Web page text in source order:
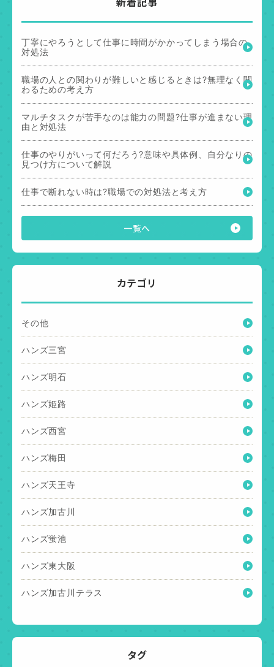
丁寧にやろうとして仕事に時間がかかってしまう場合の
対処法
職場の人との関わりが難しいと感じるときは?無理なく関
わるための考え方
マルチタスクが苦手なのは能力の問題?仕事が進まない理
由と対処法
仕事のやりがいって何だろう?意味や具体例、自分なりの
見つけ方について解説
仕事で断れない時は?職場での対処法と考え方
一覧へ
カテゴリ
その他
ハンズ三宮
ハンズ明石
ハンズ姫路
ハンズ西宮
ハンズ梅田
ハンズ天王寺
ハンズ加古川
ハンズ蛍池
ハンズ東大阪
ハンズ加古川テラス
タグ